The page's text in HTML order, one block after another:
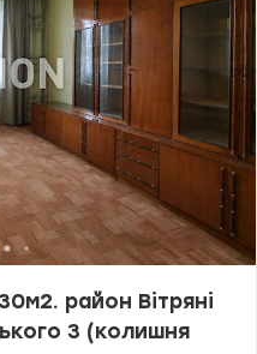
сквер, озера з
транспортна
– 7 хв пішки, до ст.
до ст.м. Почайна - 30
067 409-44-43
район Вітряні
3 (колишня